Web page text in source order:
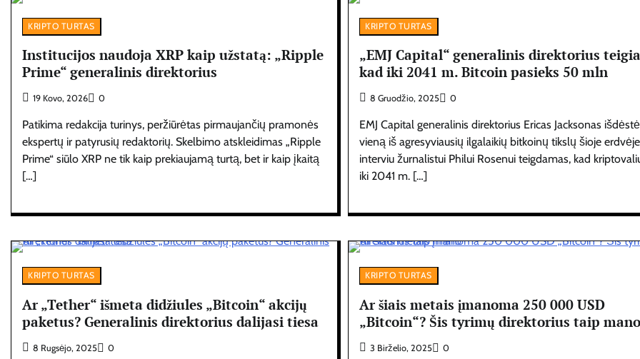
KRIPTO TURTAS
Institucijos naudoja XRP kaip užstatą: „Ripple
Prime“ generalinis direktorius
19 Kovo, 2026 0
Patikima redakcija turinys, peržiūrėtas pirmaujančių pramonės
ekspertų ir patyrusių redaktorių. Skelbimo atskleidimas „Ripple
Prime“ siūlo XRP ne tik kaip prekiaujamą turtą, bet ir kaip įkaitą
[…]
KRIPTO TURTAS
„EMJ Capital“ generalinis direktorius
kad iki 2041 m. Bitcoin pasieks 50 mln
8 Gruodžio, 2025 0
EMJ Capital generalinis direktorius Ericas Jacksonas išdėstė
vieną iš agresyviausių ilgalaikių bitkoinų tikslų šioje
interviu žurnalistui Philui Rosenui teigdamas, kad
iki 2041 m. […]
KRIPTO TURTAS
Ar „Tether“ išmeta didžiules „Bitcoin“ akcijų
paketus? Generalinis direktorius dalijasi tiesa
8 Rugsėjo, 2025 0
KRIPTO TURTAS
Ar šiais metais įmanoma 250 000 USD
„Bitcoin“? Šis tyrimų direktorius taip
3 Birželio, 2025 0